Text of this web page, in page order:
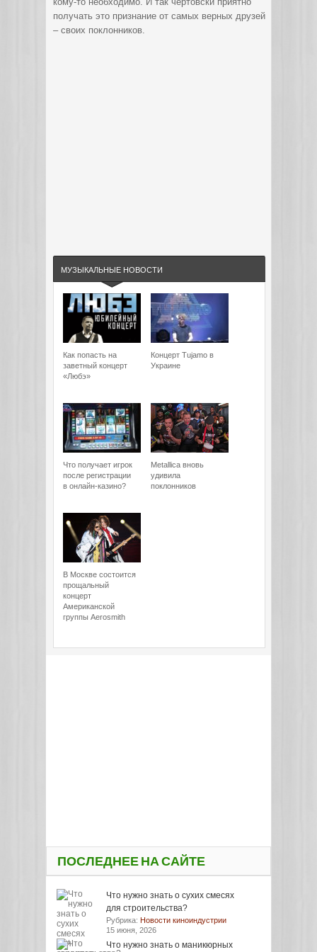
получать это признание от самых верных друзей
– своих поклонников.
МУЗЫКАЛЬНЫЕ НОВОСТИ
Как попасть на
заветный концерт
«Любэ»
Концерт Tujamo в
Украине
Что получает игрок
после регистрации
в онлайн-казино?
Metallica вновь
удивила
поклонников
В Москве состоится
прощальный
концерт
Американской
группы Aerosmith
ПОСЛЕДНЕЕ НА САЙТЕ
Что нужно знать о сухих смесях
для строительства?
Рубрика: Новости киноиндустрии
15 июня, 2026
Что нужно знать о маникюрных